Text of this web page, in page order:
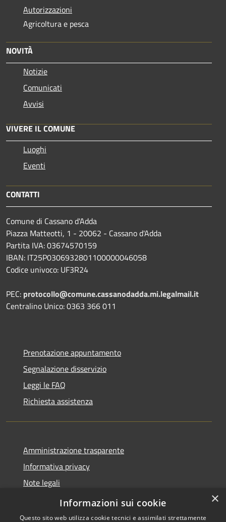
Autorizzazioni
Agricoltura e pesca
NOVITÀ
Notizie
Comunicati
Avvisi
VIVERE IL COMUNE
Luoghi
Eventi
CONTATTI
Comune di Cassano d'Adda
Piazza Matteotti, 1 - 20062 - Cassano d'Adda
Partita IVA: 03674570159
IBAN: IT25P0306932801100000046058
Codice univoco: UF3R24
PEC: protocollo@comune.cassanodadda.mi.legalmail.it
Centralino Unico: 0363 366 011
Prenotazione appuntamento
Segnalazione disservizio
Leggi le FAQ
Richiesta assistenza
Amministrazione trasparente
Informativa privacy
Note legali
Dichiarazione di accessibilità
×
Informazioni sui cookie
Questo sito web utilizza cookie tecnici e assimilati strettamente